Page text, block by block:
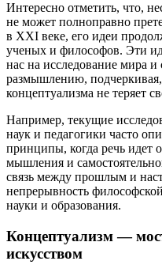
Интересно отметить, что,
не может полноправно
в XXI веке, его идеи
ученых и философов. Эти
нас на исследование мира
размышлению,
концептуализма не теряет
Например, текущие
наук и педагогики часто
принципы, когда речь идет
мышления и
связь между прошлым и
непрерывность
науки и образования.
Концептуализм —
искусством